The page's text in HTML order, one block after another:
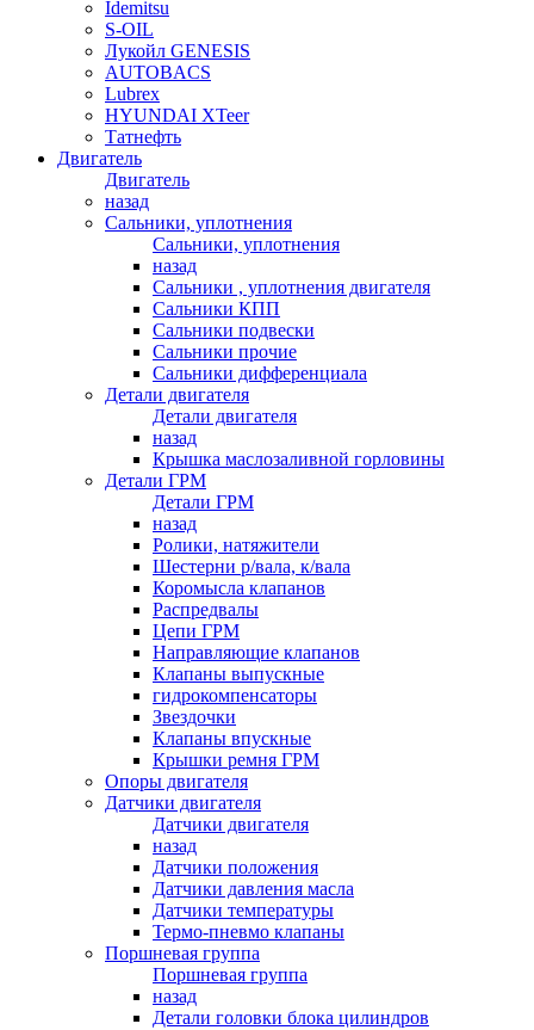
Idemitsu
S-OIL
Лукойл GENESIS
AUTOBACS
Lubrex
HYUNDAI XTeer
Татнефть
Двигатель
Двигатель
назад
Сальники, уплотнения
Сальники, уплотнения
назад
Сальники , уплотнения двигателя
Сальники КПП
Сальники подвески
Сальники прочие
Сальники дифференциала
Детали двигателя
Детали двигателя
назад
Крышка маслозаливной горловины
Детали ГРМ
Детали ГРМ
назад
Ролики, натяжители
Шестерни р/вала, к/вала
Коромысла клапанов
Распредвалы
Цепи ГРМ
Направляющие клапанов
Клапаны выпускные
гидрокомпенсаторы
Звездочки
Клапаны впускные
Крышки ремня ГРМ
Опоры двигателя
Датчики двигателя
Датчики двигателя
назад
Датчики положения
Датчики давления масла
Датчики температуры
Термо-пневмо клапаны
Поршневая группа
Поршневая группа
назад
Детали головки блока цилиндров